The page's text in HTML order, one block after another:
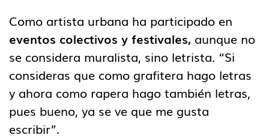
Como artista urbana ha participado en
eventos colectivos y festivales, aunque no
se considera muralista, sino letrista. “Si
consideras que como grafitera hago letras
y ahora como rapera hago también letras,
pues bueno, ya se ve que me gusta
escribir”.